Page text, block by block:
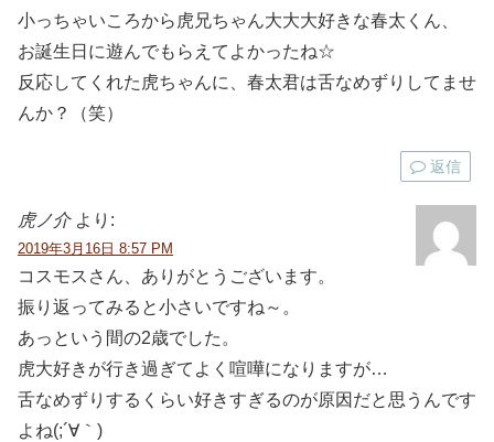
小っちゃいころから虎兄ちゃん大大大好きな春太くん、
お誕生日に遊んでもらえてよかったね☆
反応してくれた虎ちゃんに、春太君は舌なめずりしてませ
んか？（笑）
返信
虎ノ介 より:
2019年3月16日 8:57 PM
コスモスさん、ありがとうございます。
振り返ってみると小さいですね～。
あっという間の2歳でした。
虎大好きが行き過ぎてよく喧嘩になりますが…
舌なめずりするくらい好きすぎるのが原因だと思うんです
よね(;´∀｀)